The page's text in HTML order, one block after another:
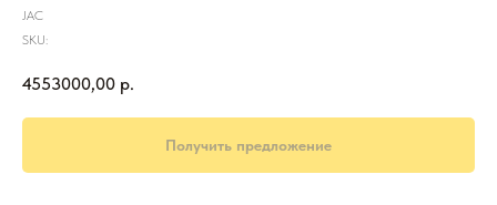
JAC
SKU:
4553000,00 р.
Получить предложение